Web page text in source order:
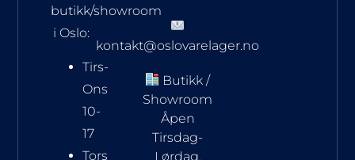
butikk/showroom
i Oslo:
Tirs-
Ons
10-
17
Tors
kontakt@oslovarelager.no
Butikk /
Showroom
Åpen
Tirsdag-
Lørdag,